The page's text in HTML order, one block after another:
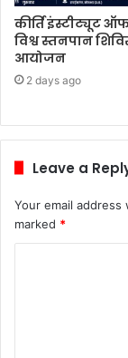
कीर्ति इंस्टीट्यूट
विश्व स्तनपान
आयोजन
2 days ago
Leave a
Your email
marked *